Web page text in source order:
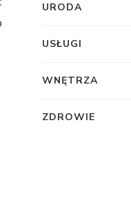
URODA
USŁUGI
WNĘTRZA
ZDROWIE